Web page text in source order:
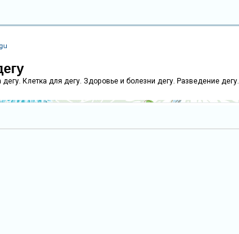
Клетка для дегу. Здоровье и болезни дегу. Разведение дегу.